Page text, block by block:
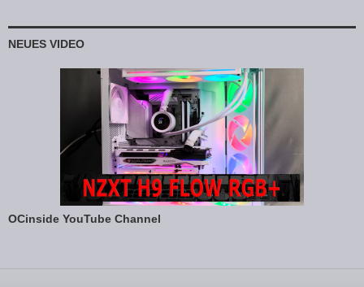
NEUES VIDEO
OCinside YouTube Channel